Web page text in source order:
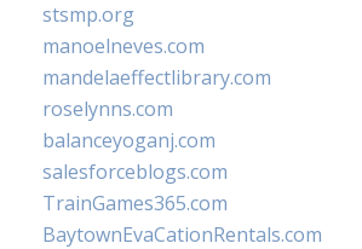
stsmp.org
manoelneves.com
mandelaeffectlibrary.com
roselynns.com
balanceyoganj.com
salesforceblogs.com
TrainGames365.com
BaytownEvaCationRentals.com